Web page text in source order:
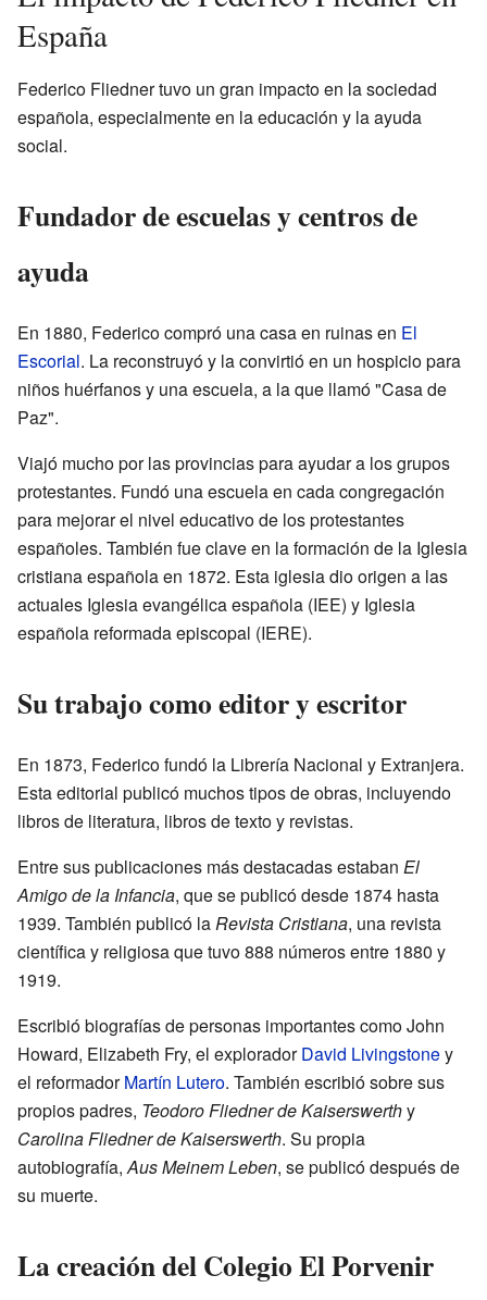
España
Federico Fliedner tuvo un gran impacto en la sociedad
española, especialmente en la educación y la ayuda
social.
Fundador de escuelas y centros de
ayuda
En 1880, Federico compró una casa en ruinas en El
Escorial. La reconstruyó y la convirtió en un hospicio para
niños huérfanos y una escuela, a la que llamó "Casa de
Paz".
Viajó mucho por las provincias para ayudar a los grupos
protestantes. Fundó una escuela en cada congregación
para mejorar el nivel educativo de los protestantes
españoles. También fue clave en la formación de la Iglesia
cristiana española en 1872. Esta iglesia dio origen a las
actuales Iglesia evangélica española (IEE) y Iglesia
española reformada episcopal (IERE).
Su trabajo como editor y escritor
En 1873, Federico fundó la Librería Nacional y Extranjera.
Esta editorial publicó muchos tipos de obras, incluyendo
libros de literatura, libros de texto y revistas.
Entre sus publicaciones más destacadas estaban El
Amigo de la Infancia, que se publicó desde 1874 hasta
1939. También publicó laRevista Cristiana, una revista
científica y religiosa que tuvo 888 números entre 1880 y
1919.
Escribió biografías de personas importantes como John
Howard, Elizabeth Fry, el exploradorDavid Livingstoney
el reformadorMartín Lutero. También escribió sobre sus
propios padres, Teodoro Fliedner de Kaiserswerthy
Carolina Fliedner de Kaiserswerth. Su propia
autobiografía,Aus Meinem Leben, se publicó después de
su muerte.
La creación del Colegio El Porvenir